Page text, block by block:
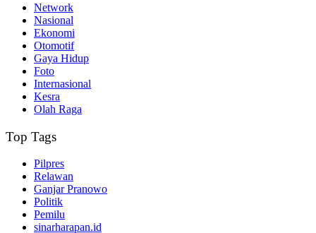
Network
Nasional
Ekonomi
Otomotif
Gaya Hidup
Foto
Internasional
Kesra
Olah Raga
Top Tags
Pilpres
Relawan
Ganjar Pranowo
Politik
Pemilu
sinarharapan.id